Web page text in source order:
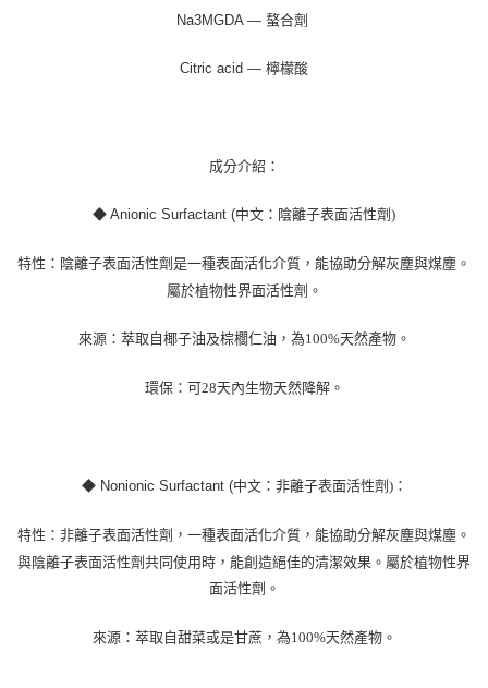
Na3MGDA — 螯合劑
Citric acid — 檸檬酸
成分介紹：
◆ Anionic Surfactant (中文：陰離子表面活性劑 )
特性：陰離子表面活性劑是一種表面活化介質，能協助分解灰塵與煤塵。
屬於植物性界面活性劑。
來源：萃取自椰子油及棕櫚仁油，為100%天然產物。
環保：可28天內生物天然降解。
◆Nonionic Surfactant (中文：非離子表面活性劑 )：
特性：非離子表面活性劑，一種表面活化介質，能協助分解灰塵與煤塵。
與陰離子表面活性劑共同使用時，能創造絕佳的清潔效果。屬於植物性界
面活性劑。
來源：萃取自甜菜或是甘蔗，為100%天然產物。